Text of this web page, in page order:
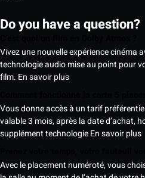
Do you have a question?
Vivez une nouvelle expérience cinéma
technologie audio mise au point pour
film. En savoir plus
Vous donne accès à un tarif
valable 3 mois, après la date d’achat,
supplément technologieEn savoir plus
Avec le placement numéroté, vous